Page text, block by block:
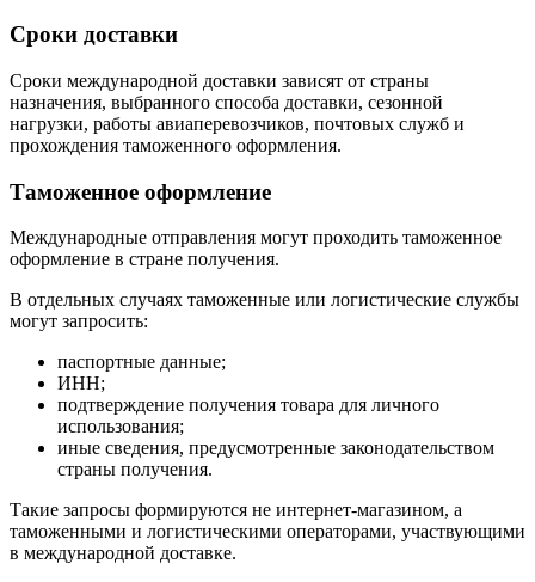
Сроки доставки
Сроки международной доставки зависят от страны
назначения, выбранного способа доставки, сезонной
нагрузки, работы авиаперевозчиков, почтовых служб и
прохождения таможенного оформления.
Таможенное оформление
Международные отправления могут проходить таможенное
оформление в стране получения.
В отдельных случаях таможенные или логистические службы
могут запросить:
паспортные данные;
ИНН;
подтверждение получения товара для личного
использования;
иные сведения, предусмотренные законодательством
страны получения.
Такие запросы формируются не интернет-магазином, а
таможенными и логистическими операторами, участвующими
в международной доставке.